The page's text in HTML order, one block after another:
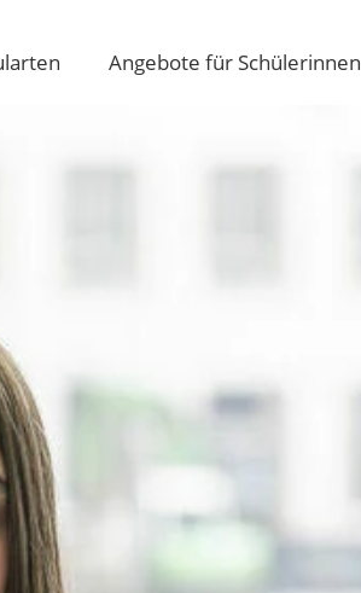
Angebote für Schülerinnen